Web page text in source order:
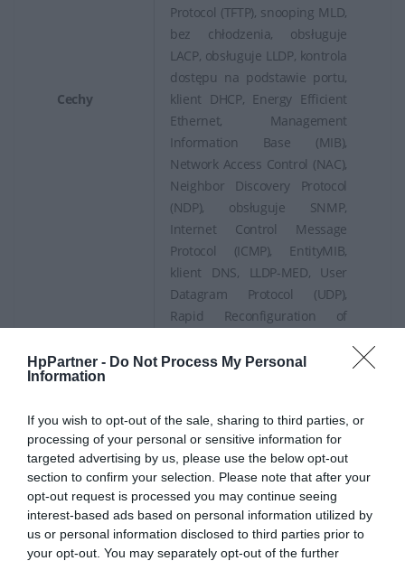
HpPartner - Do Not Process My Personal
Information
If you wish to opt-out of the sale, sharing to third parties, or
processing of your personal or sensitive information for
targeted advertising by us, please use the below opt-out
section to confirm your selection. Please note that after your
opt-out request is processed you may continue seeing
interest-based ads based on personal information utilized by
us or personal information disclosed to third parties prior to
your opt-out. You may separately opt-out of the further
Cechy
Protocol (TFTP), snooping MLD,
bez chłodzenia, obsługuje
LACP, obsługuje LLDP, kontrola
dostępu na podstawie portu,
klient DHCP, Energy Efficient
Ethernet, Management
Information Base (MIB),
Network Access Control (NAC),
Neighbor Discovery Protocol
(NDP), obsługuje SNMP,
Internet Control Message
Protocol (ICMP), EntityMIB,
klient DNS, LLDP-MED, User
Datagram Protocol (UDP),
Rapid Reconfiguration of
adresowanie IPv6
Zgodność z
normami
802.1Q, IEEE 802.3ab, IEEE
802.1p, IEEE 802.3x, IEEE
802.3ad (LACP), IEEE 802.1w,
IEEE 802.1s, IEEE 802.3at, IEEE
802.3az
Procesor 1 x ARM A9: 1.016 GHz